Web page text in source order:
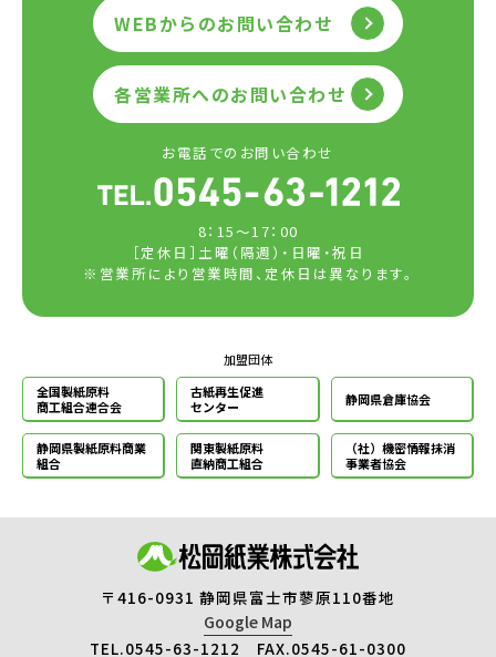
WEBからのお問い合わせ
各営業所へのお問い合わせ
お電話でのお問い合わせ
8：15～17：00
［定休日］土曜（隔週）・日曜・祝日
※営業所により営業時間、定休日は異なります。
加盟団体
全国製紙原料
商工組合連合会
古紙再生促進
センター
静岡県倉庫協会
静岡県製紙原料商業
組合
関東製紙原料
直納商工組合
（社）機密情報抹消
事業者協会
〒416-0931 静岡県富士市蓼原110番地
Google Map
TEL.0545-63-1212 FAX.0545-61-0300